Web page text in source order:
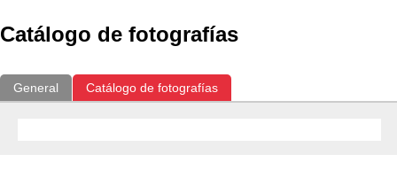
Catálogo de fotografías
General Catálogo de fotografías